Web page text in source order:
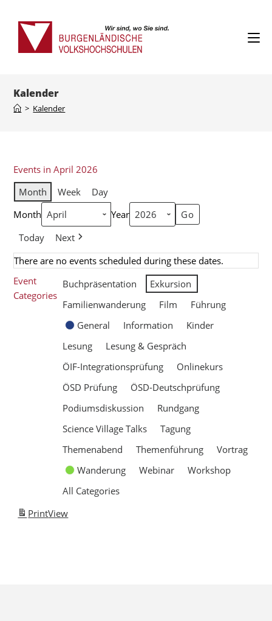
Kalender
> Kalender
Events in April 2026
Month
Week
Day
Month
Year
Today
Next
There are no events scheduled during these dates.
Event
Categories
Buchpräsentation
Exkursion
Familienwanderung
Film
Führung
General
Information
Kinder
Lesung
Lesung & Gespräch
ÖIF-Integrationsprüfung
Onlinekurs
ÖSD Prüfung
ÖSD-Deutschprüfung
Podiumsdiskussion
Rundgang
Science Village Talks
Tagung
Themenabend
Themenführung
Vortrag
Wanderung
Webinar
Workshop
All Categories
PrintView